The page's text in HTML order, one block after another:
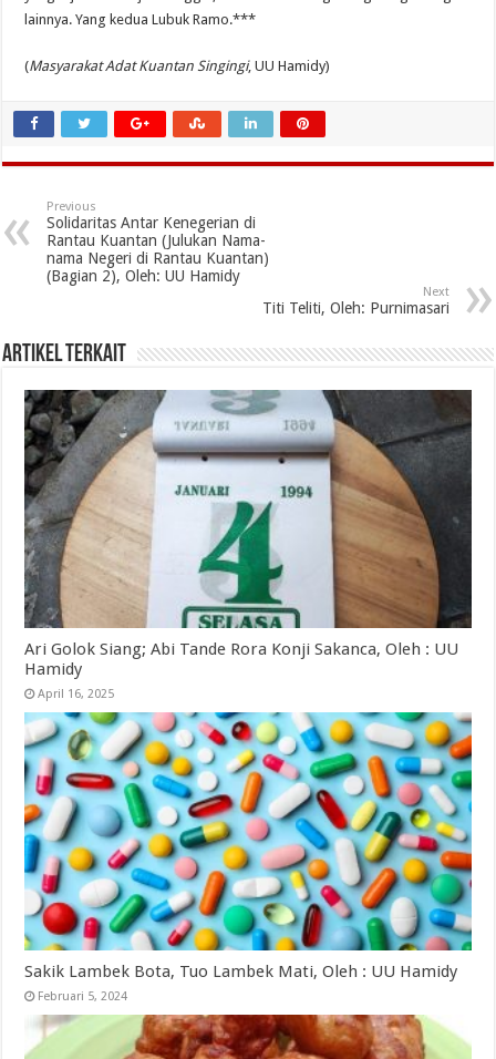
lainnya. Yang kedua Lubuk Ramo.***
(Masyarakat Adat Kuantan Singingi, UU Hamidy)
Previous
Solidaritas Antar Kenegerian di
Rantau Kuantan (Julukan Nama-
nama Negeri di Rantau Kuantan)
(Bagian 2), Oleh: UU Hamidy
Next
Titi Teliti, Oleh: Purnimasari
Artikel Terkait
Ari Golok Siang; Abi Tande Rora Konji Sakanca, Oleh : UU
Hamidy
April 16, 2025
Sakik Lambek Bota, Tuo Lambek Mati, Oleh : UU Hamidy
Februari 5, 2024